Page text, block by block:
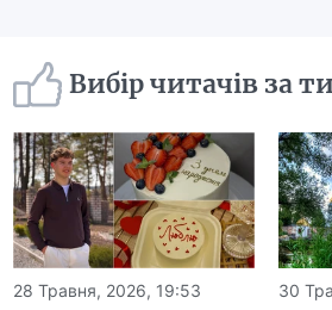
Вибір читачів за
28 Травня, 2026, 19:53 30